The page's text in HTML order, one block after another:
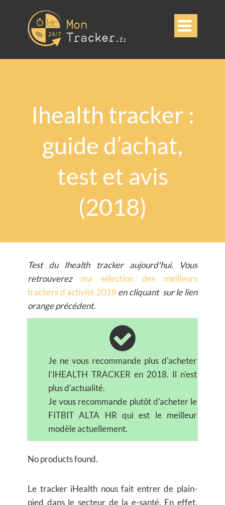

Ihealth tracker :
guide d’achat,
test et avis
(2018)
Test du Ihealth tracker aujourd'hui. Vous
retrouverez ma sélection d es meilleurs
trackers d'activité 2018 en cliquant sur le lien
orange précédent.
Je ne vous recommande plus d'acheter
l'IHEALTH TRACKER en 2018. Il n'est
plus d'actualité.
Je vous recommande plutôt d'acheter le
FITBIT ALTA HR qui est le meilleur
modèle actuellement.
No products found.
Le tracker iHealth nous fait entrer de plain-
pied dans le secteur de la e-santé. En effet,